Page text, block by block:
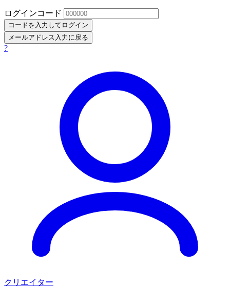
ログインコード
コードを入力してログイン
メールアドレス入力に戻る
?
クリエイター